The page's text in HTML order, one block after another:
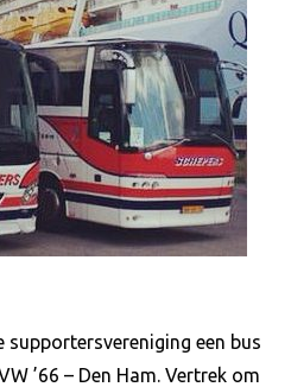
een bus
’66 – Den Ham. Vertrek om